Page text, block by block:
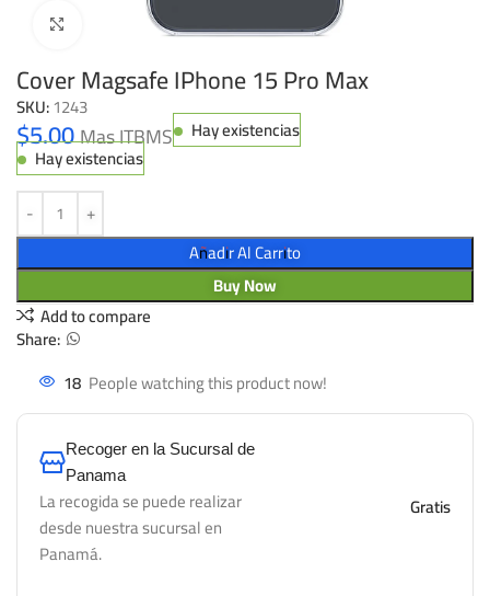
Click to enlarge
Cover Magsafe IPhone 15 Pro Max
SKU:1243
$5.00Mas ITBMS
Hay existencias
Hay existencias
Añadir Al Carrito
Buy Now
Add to compare
Share:
18 People watching this product now!
Recoger en la Sucursal de
Panama
La recogida se puede realizar
desde nuestra sucursal en
Panamá.
Gratis